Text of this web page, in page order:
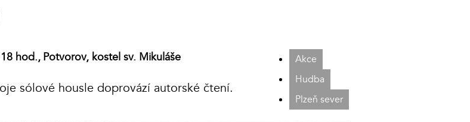
Akce
Hudba
Plzeň sever
hod., Potvorov, kostel sv. Mikuláše
sólové housle doprovází autorské čtení.